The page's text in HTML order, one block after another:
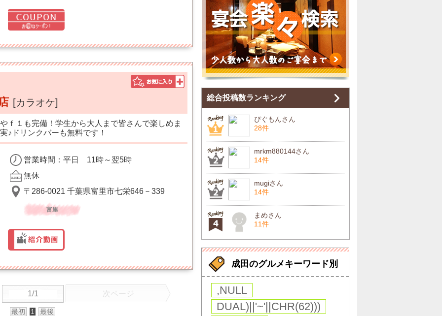
[カラオケ]
ｆ１も完備！学生から大人まで皆さんで楽しめま
♪ドリンクバーも無料です！
営業時間：平日 11時～翌5時
無休
〒286-0021 千葉県富里市七栄646－339
富里
1/1 次ページ
最初 1 最後
総合投稿数ランキング
ぴぐもんさん
28件
mrkm880144さん
14件
mugiさん
14件
まめさん
11件
成田のグルメキーワード別
,NULL
DUAL)||'~'||CHR(62)))